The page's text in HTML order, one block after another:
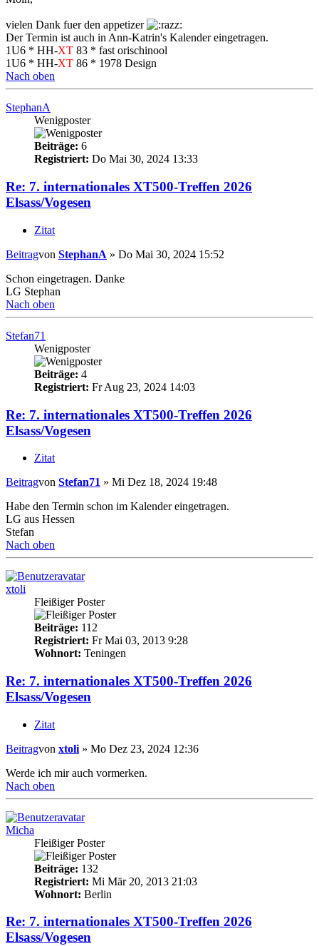
vielen Dank fuer den appetizer
Der Termin ist auch in Ann-Katrin's Kalender eingetragen.
1U6 * HH-XT 83 * fast orischinool
1U6 * HH-XT 86 * 1978 Design
Nach oben
StephanA
Wenigposter
Beiträge: 6
Registriert: Do Mai 30, 2024 13:33
Re: 7. internationales XT500-Treffen 2026
Elsass/Vogesen
Zitat
Beitragvon StephanA » Do Mai 30, 2024 15:52
Schon eingetragen. Danke
LG Stephan
Nach oben
Stefan71
Wenigposter
Beiträge: 4
Registriert: Fr Aug 23, 2024 14:03
Re: 7. internationales XT500-Treffen 2026
Elsass/Vogesen
Zitat
Beitragvon Stefan71 » Mi Dez 18, 2024 19:48
Habe den Termin schon im Kalender eingetragen.
LG aus Hessen
Stefan
Nach oben
xtoli
Fleißiger Poster
Beiträge: 112
Registriert: Fr Mai 03, 2013 9:28
Wohnort: Teningen
Re: 7. internationales XT500-Treffen 2026
Elsass/Vogesen
Zitat
Beitragvon xtoli » Mo Dez 23, 2024 12:36
Werde ich mir auch vormerken.
Nach oben
Micha
Fleißiger Poster
Beiträge: 132
Registriert: Mi Mär 20, 2013 21:03
Wohnort: Berlin
Re: 7. internationales XT500-Treffen 2026
Elsass/Vogesen